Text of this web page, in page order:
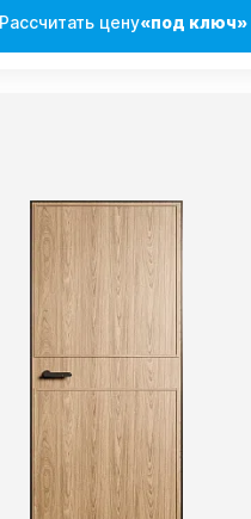
Рассчитать цену«под ключ»